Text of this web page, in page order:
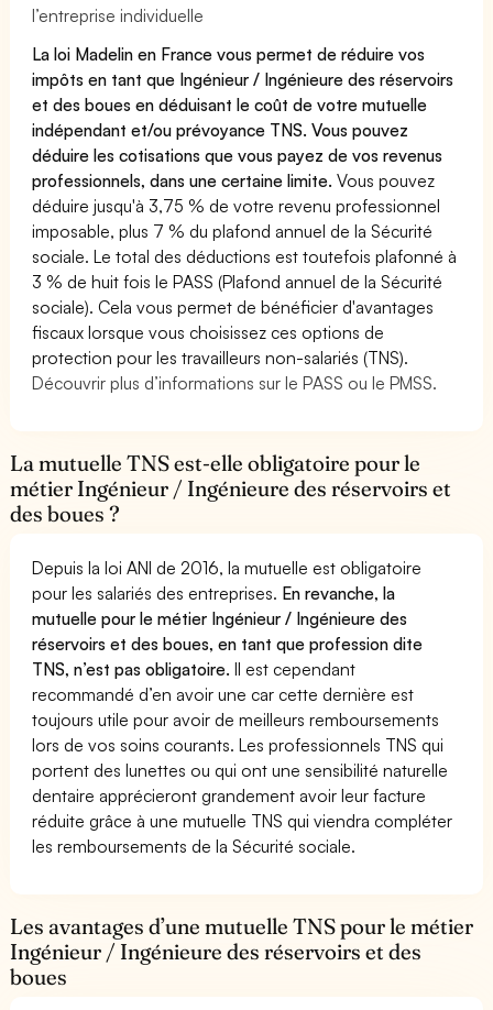
l’entreprise individuelle
La loi Madelin en France vous permet de réduire vos
impôts en tant que Ingénieur / Ingénieure des réservoirs
et des boues en déduisant le coût de votre mutuelle
indépendant et/ou prévoyance TNS. Vous pouvez
déduire les cotisations que vous payez de vos revenus
professionnels, dans une certaine limite.Vous pouvez
déduire jusqu'à 3,75 % de votre revenu professionnel
imposable, plus 7 % du plafond annuel de la Sécurité
sociale. Le total des déductions est toutefois plafonné à
3 % de huit fois le PASS (Plafond annuel de la Sécurité
sociale). Cela vous permet de bénéficier d'avantages
fiscaux lorsque vous choisissez ces options de
protection pour les travailleurs non-salariés (TNS).
Découvrir plus d’informations sur le PASS ou le PMSS.
La mutuelle TNS est-elle obligatoire pour le
métier Ingénieur / Ingénieure des réservoirs et
des boues ?
Depuis la loi ANI de 2016, la mutuelle est obligatoire
pour les salariés des entreprises. En revanche, la
mutuelle pour le métier Ingénieur / Ingénieure des
réservoirs et des boues, en tant que profession dite
TNS, n’est pas obligatoire.Il est cependant
recommandé d’en avoir une car cette dernière est
toujours utile pour avoir de meilleurs remboursements
lors de vos soins courants. Les professionnels TNS qui
portent des lunettes ou qui ont une sensibilité naturelle
dentaire apprécieront grandement avoir leur facture
réduite grâce à une mutuelle TNS qui viendra compléter
les remboursements de la Sécurité sociale.
Les avantages d’une mutuelle TNS pour le métier
Ingénieur / Ingénieure des réservoirs et des
boues